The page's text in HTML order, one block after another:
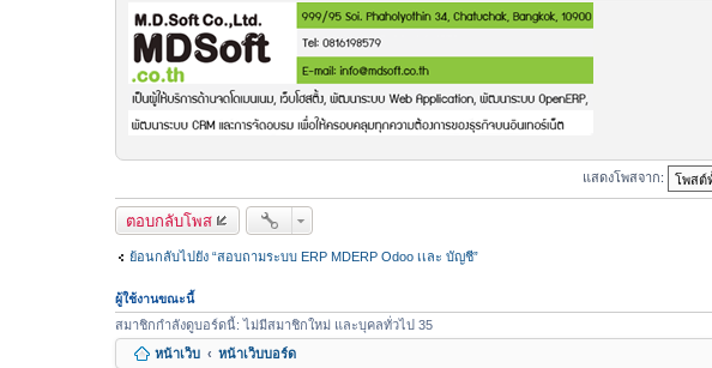
แสดงโพสจาก:
ตอบกลับโพส
ย้อนกลับไปยัง “สอบถามระบบ ERP MDERP Odoo เเละ บัญชี”
ผู้ใช้งานขณะนี้
สมาชิกกำลังดูบอร์ดนี้: ไม่มีสมาชิกใหม่ และบุคลทั่วไป 35
หน้าเว็บ
หน้าเว็บบอร์ด